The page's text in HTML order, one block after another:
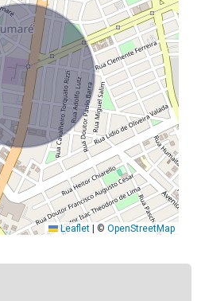
Leaflet © OpenStreetMap